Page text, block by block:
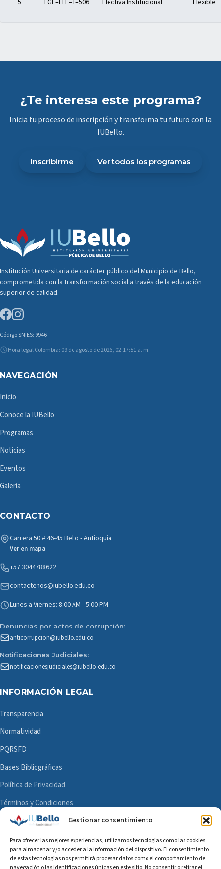
Gestionar consentimiento
Para ofrecer las mejores experiencias, utilizamos tecnologías como las cookies
para almacenar y/o acceder a la información del dispositivo. El consentimiento
de estas tecnologías nos permitirá procesar datos como el comportamiento de
navegación o las identificaciones únicas en este sitio. No consentir o retirar el
5 TGE–FLE–T–506 Electiva Institucional Flexible
¿Te interesa este programa?
Inicia tu proceso de inscripción y transforma tu futuro con la
IUBello.
Inscribirme Ver todos los programas
Institución Universitaria de carácter público del Municipio de Bello,
comprometida con la transformación social a través de la educación
superior de calidad.
Código SNIES: 9946
Hora legal Colombia: 09 de agosto de 2026, 02:17:51 a. m.
NAVEGACIÓN
Inicio
Conoce la IUBello
Programas
Noticias
Eventos
Galería
CONTACTO
Carrera 50 # 46-45 Bello - Antioquia
Ver en mapa
+57 3044788622
contactenos@iubello.edu.co
Lunes a Viernes: 8:00 AM - 5:00 PM
Denuncias por actos de corrupción:
anticorrupcion@iubello.edu.co
Notificaciones Judiciales:
notificacionesjudiciales@iubello.edu.co
INFORMACIÓN LEGAL
Transparencia
Normatividad
PQRSFD
Bases Bibliográficas
Política de Privacidad
Términos y Condiciones
Mapa del Sitio